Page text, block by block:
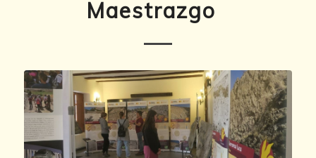
Maestrazgo